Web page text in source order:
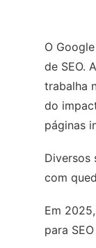
O
de SEO.
trabalha
do
páginas
Diversos
com
Em
para